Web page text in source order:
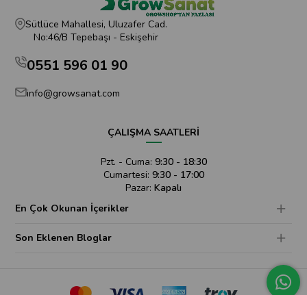
Sütlüce Mahallesi, Uluzafer Cad.
No:46/B Tepebaşı - Eskişehir
0551 596 01 90
info@growsanat.com
ÇALIŞMA SAATLERİ
Pzt. - Cuma: 9:30 - 18:30
Cumartesi: 9:30 - 17:00
Pazar: Kapalı
En Çok Okunan İçerikler
Son Eklenen Bloglar